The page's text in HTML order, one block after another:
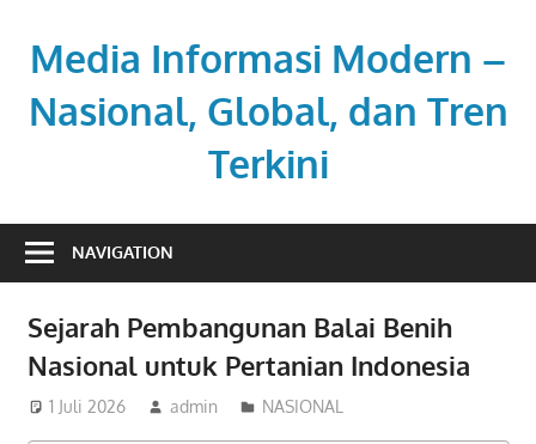
contentMedia Informasi Modern –
Nasional, Global, dan Tren
Terkini
utama
aktual
dan
terpercaya.
NAVIGATION
Sejarah Pembangunan Balai Benih
Nasional untuk Pertanian Indonesia
1 Juli 2026 admin NASIONAL